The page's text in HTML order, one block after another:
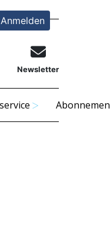
Anmelden
Newsletter